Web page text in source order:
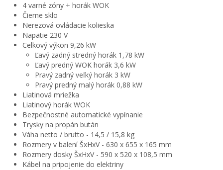
4 varné zóny + horák WOK
Čierne sklo
Nerezová ovládacie kolieska
Napätie 230 V
Celkový výkon 9,26 kW
Ľavý zadný stredný horák 1,78 kW
Ľavý predný WOK horák 3,6 kW
Pravý zadný veľký horák 3 kW
Pravý predný malý horák 0,88 kW
Liatinová mriežka
Liatinový horák WOK
Bezpečnostné automatické vypínanie
Trysky na propán bután
Váha netto / brutto - 14,5 / 15,8 kg
Rozmery v balení ŠxHxV - 630 x 655 x 165 mm
Rozmery dosky ŠxHxV - 590 x 520 x 108,5 mm
Kábel na pripojenie do elektriny